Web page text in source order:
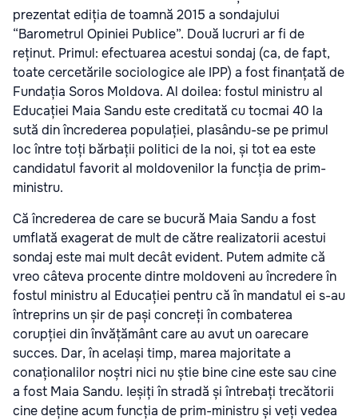
prezentat ediția de toamnă 2015 a sondajului
“Barometrul Opiniei Publice”. Două lucruri ar fi de
reținut. Primul: efectuarea acestui sondaj (ca, de fapt,
toate cercetările sociologice ale IPP) a fost finanțată de
Fundația Soros Moldova. Al doilea: fostul ministru al
Educației Maia Sandu este creditată cu tocmai 40 la
sută din încrederea populației, plasându-se pe primul
loc între toți bărbații politici de la noi, și tot ea este
candidatul favorit al moldovenilor la funcția de prim-
ministru.
Că încrederea de care se bucură Maia Sandu a fost
umflată exagerat de mult de către realizatorii acestui
sondaj este mai mult decât evident. Putem admite că
vreo câteva procente dintre moldoveni au încredere în
fostul ministru al Educației pentru că în mandatul ei s-au
întreprins un șir de pași concreți în combaterea
corupției din învățământ care au avut un oarecare
succes. Dar, în același timp, marea majoritate a
conaționalilor noștri nici nu știe bine cine este sau cine
a fost Maia Sandu. Ieșiți în stradă și întrebați trecătorii
cine deține acum funcția de prim-ministru și veți vedea